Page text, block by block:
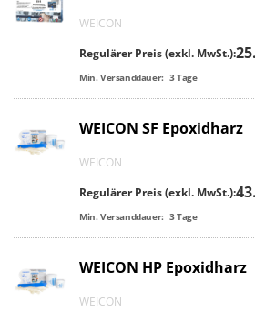
WEICON
Regulärer Preis (exkl. MwSt.):
Min. Versanddauer: 3Tage
WEICON SF Epoxidharz
WEICON
Regulärer Preis (exkl. MwSt.):
Min. Versanddauer: 3Tage
WEICON HP Epoxidharz
WEICON